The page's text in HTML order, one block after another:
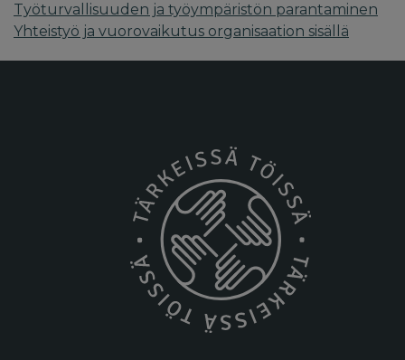
Työturvallisuuden ja työympäristön parantaminen
Yhteistyö ja vuorovaikutus organisaation sisällä